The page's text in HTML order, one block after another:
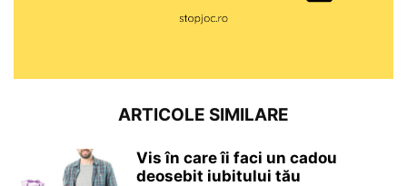
ARTICOLE SIMILARE
Vis în care îi faci un cadou
deosebit iubitului tău